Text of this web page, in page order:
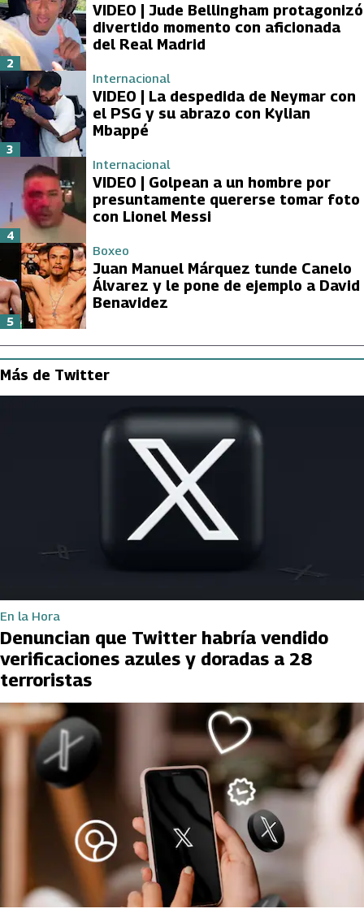
VIDEO | Jude Bellingham protagonizó
divertido momento con aficionada
del Real Madrid
2
Internacional
VIDEO | La despedida de Neymar con
el PSG y su abrazo con Kylian
Mbappé
3
Internacional
VIDEO | Golpean a un hombre por
presuntamente quererse tomar foto
con Lionel Messi
4
Boxeo
Juan Manuel Márquez tunde Canelo
Álvarez y le pone de ejemplo a David
Benavidez
5
Más de Twitter
En la Hora
Denuncian que Twitter habría vendido
verificaciones azules y doradas a 28
terroristas